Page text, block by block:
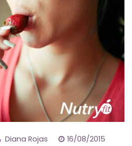
Diana Rojas
16/08/2015